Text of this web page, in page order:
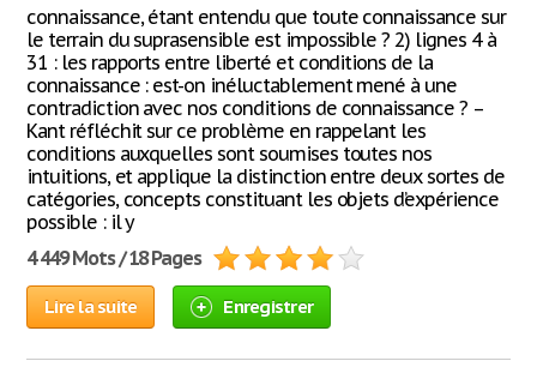
connaissance, étant entendu que toute connaissance sur
le terrain du suprasensible est impossible ? 2) lignes 4 à
31 : les rapports entre liberté et conditions de la
connaissance : est-on inéluctablement mené à une
contradiction avec nos conditions de connaissance ? –
Kant réfléchit sur ce problème en rappelant les
conditions auxquelles sont soumises toutes nos
intuitions, et applique la distinction entre deux sortes de
catégories, concepts constituant les objets d’expérience
possible : il y
4 449 Mots / 18 Pages
Lire la suite Enregistrer